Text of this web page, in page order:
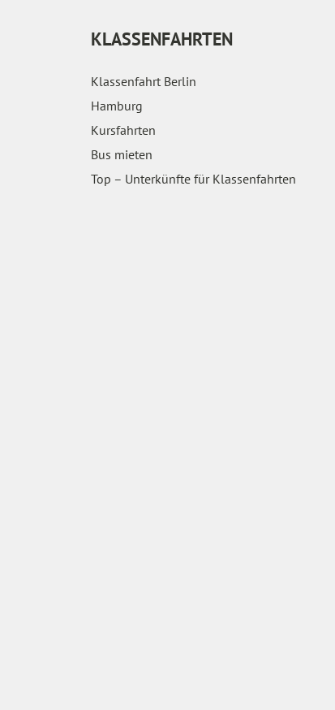
KLASSENFAHRTEN
Klassenfahrt Berlin
Hamburg
Kursfahrten
Bus mieten
Top – Unterkünfte für Klassenfahrten